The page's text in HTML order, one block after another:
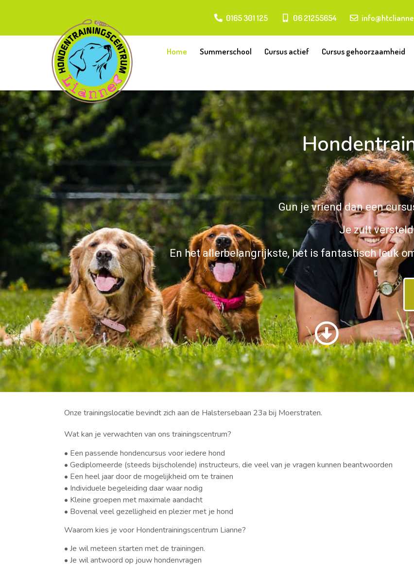
0165 301 125 06 21255654
Home Summerschool Cursus actief Cursus gehoorzaamheid
Gun je vriend dan een
Je zult
En het allerbelangrijkste, het is fantastisch leuk
Onze trainingslocatie bevindt zich aan de Halstersebaan 23a bij Moerstraten.
Wat kan je verwachten van ons trainingscentrum?
• Een passende hondencursus voor iedere hond
• Gediplomeerde (steeds bijscholende) instructeurs, die veel van je vragen kunnen beantwoorden
• Een heel jaar door de mogelijkheid om te trainen
• Individuele begeleiding daar waar nodig
• Kleine groepen met maximale aandacht
• Bovenal veel gezelligheid en plezier met je hond
Waarom kies je voor Hondentrainingscentrum Lianne?
• Je wil meteen starten met de trainingen.
• Je wil antwoord op jouw hondenvragen